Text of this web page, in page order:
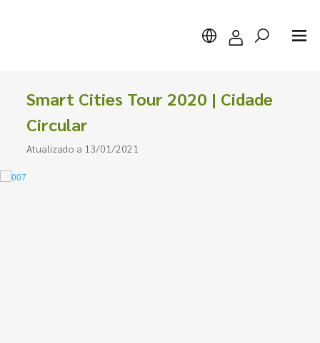
Pesquisar
Smart Cities Tour 2020 | Cidade
Circular
Atualizado a 13/01/2021